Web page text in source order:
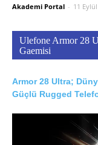
Akademi Portal - 11
Ulefone Armor 28
Gaemisi
Armor 28 Ultra;
Güçlü Rugged